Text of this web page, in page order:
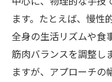
整体・自然
ぶ
安全性を重
法
ます。たとえば、慢性
全身の生活リズムや食
筋肉バランスを調整し
ますが、アプローチの